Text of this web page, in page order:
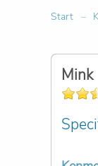
Start
Mink